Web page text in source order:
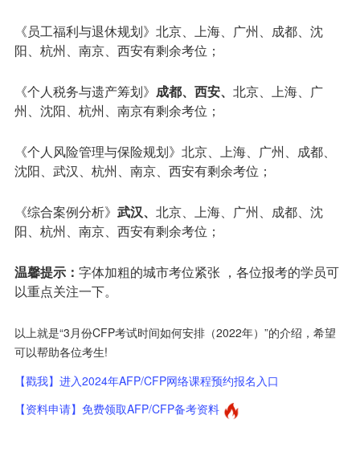
《员工福利与退休规划》北京、上海、广州、成都、沈
阳、杭州、南京、西安有剩余考位；
《个人税务与遗产筹划》 成都、西安、 北京、上海、广
州、沈阳、杭州、南京有剩余考位；
《个人风险管理与保险规划》北京、上海、广州、成都、
沈阳、武汉、杭州、南京、西安有剩余考位；
《综合案例分析》 武汉、 北京、上海、广州、成都、沈
阳、杭州、南京、西安有剩余考位；
温馨提示： 字体加粗的城市考位紧张 ，各位报考的学员可
以重点关注一下。
以上就是“3月份CFP考试时间如何安排（2022年）”的介绍，希望
可以帮助各位考生!
【戳我】进入2024年AFP/CFP网络课程预约报名入口
【资料申请】免费领取AFP/CFP备考资料